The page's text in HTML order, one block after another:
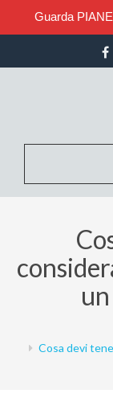
Guarda
Cosa devi